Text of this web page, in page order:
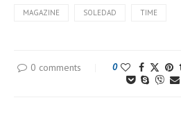
MAGAZINE SOLEDAD TIME
0 comments 0